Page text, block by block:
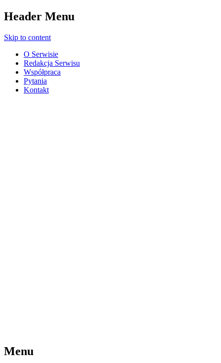
Header Menu
Skip to content
O Serwisie
Redakcja Serwisu
Współpraca
Pytania
Kontakt
Menu